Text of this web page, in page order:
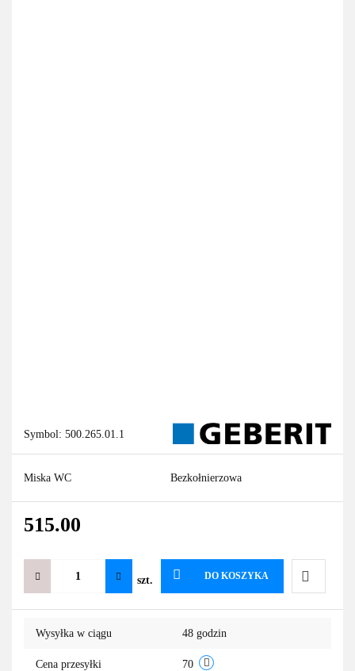
Symbol: 500.265.01.1
Miska WC Bezkołnierzowa
515.00
szt. DO KOSZYKA
Do
Wysyłka w ciągu 48 godzin
Cena przesyłki 70